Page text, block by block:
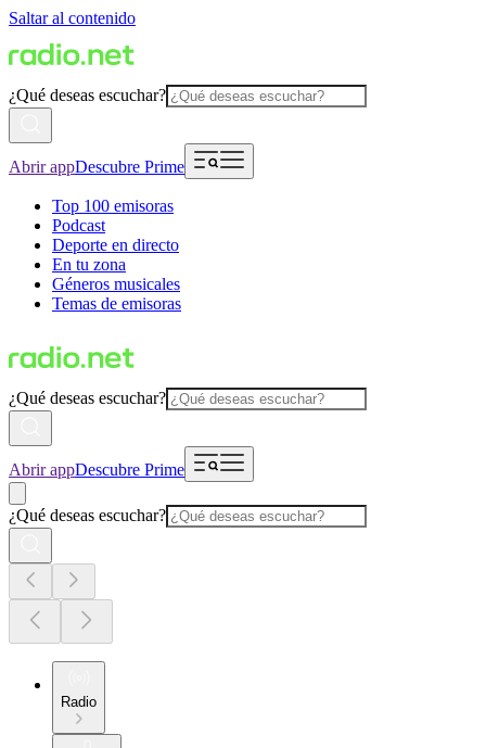
Saltar al contenido
¿Qué deseas escuchar?
Abrir appDescubre Prime
Top 100 emisoras
Podcast
Deporte en directo
En tu zona
Géneros musicales
Temas de emisoras
¿Qué deseas escuchar?
Abrir appDescubre Prime
¿Qué deseas escuchar?
Radio